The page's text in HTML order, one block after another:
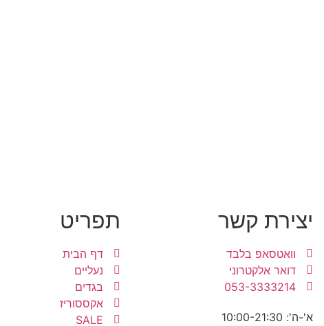
יצירת קשר
וואטסאפ בלבד
דואר אלקטרוני
053-3333214
א'-ה': 10:00-21:30
תפריט
דף הבית
נעליים
בגדים
אקססוריז
SALE